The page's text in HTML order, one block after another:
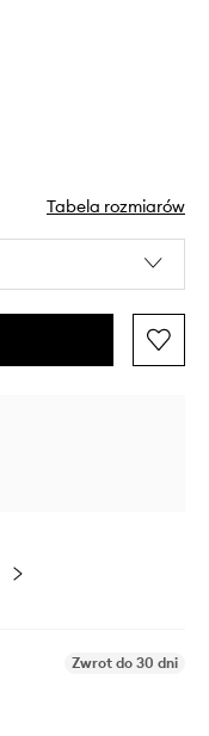
Tabela rozmiarów
Zwrot do 30 dni